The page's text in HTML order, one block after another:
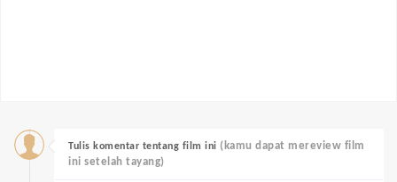
Tulis komentar tentang film ini (kamu dapat mereview film
ini setelah tayang)